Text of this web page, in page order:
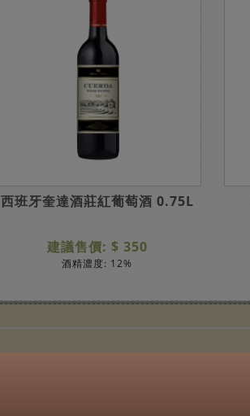
西班牙奎達酒莊紅葡萄酒 0.75L
建議售價: $ 350
酒精濃度: 12%